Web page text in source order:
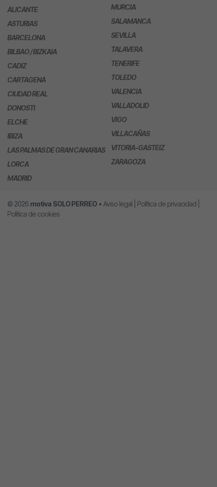
ALICANTE
ASTURIAS
BARCELONA
BILBAO / BIZKAIA
CADIZ
CARTAGENA
CIUDAD REAL
DONOSTI
ELCHE
IBIZA
LAS PALMAS DE GRAN CANARIAS
LORCA
MADRID
MURCIA
SALAMANCA
SEVILLA
TALAVERA
TENERIFE
TOLEDO
VALENCIA
VALLADOLID
VIGO
VILLACAÑAS
VITORIA-GASTEIZ
ZARAGOZA
© 2026 motiva SOLO PERREO • Aviso legal Política de privacidad
Política de cookies